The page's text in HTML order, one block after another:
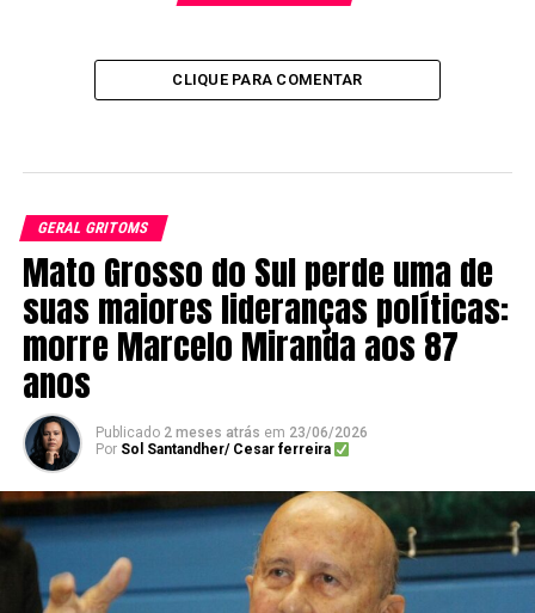
CLIQUE PARA COMENTAR
GERAL GRITOMS
Mato Grosso do Sul perde uma de
suas maiores lideranças políticas:
morre Marcelo Miranda aos 87
anos
Publicado 2 meses atrás em 23/06/2026
Por Sol Santandher/ Cesar ferreira